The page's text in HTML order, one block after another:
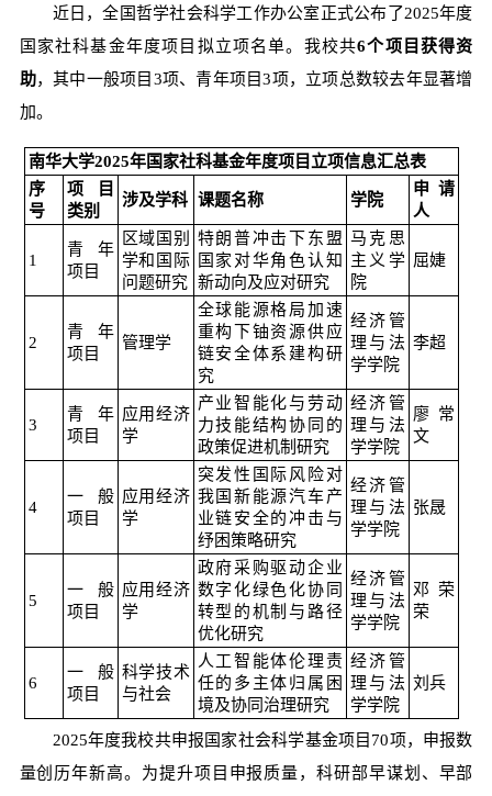
近日，全国哲学社会科学工作办公室正式公布了2025年度
国家社科基金年度项目拟立项名单。我校共6个项目获得资
助，其中一般项目3项、青年项目3项，立项总数较去年显著增
加。
南华大学2025年国家社科基金年度项目立项信息汇总表
序
号
项目
类别
涉及学科 课题名称 学院
申请
人
1
青年
项目
区域国别
学和国际
问题研究
特朗普冲击下东盟
国家对华角色认知
新动向及应对研究
马克思
主义学
院
屈婕
2
青年
项目
管理学
全球能源格局加速
重构下铀资源供应
链安全体系建构研
究
经济管
理与法
学学院
李超
3
青年
项目
应用经济
学
产业智能化与劳动
力技能结构协同的
政策促进机制研究
经济管
理与法
学学院
廖常
文
4
一般
项目
应用经济
学
突发性国际风险对
我国新能源汽车产
业链安全的冲击与
纾困策略研究
经济管
理与法
学学院
张晟
5
一般
项目
应用经济
学
政府采购驱动企业
数字化绿色化协同
转型的机制与路径
优化研究
经济管
理与法
学学院
邓荣
荣
6
一般
项目
科学技术
与社会
人工智能体伦理责
任的多主体归属困
境及协同治理研究
经济管
理与法
学学院
刘兵
2025年度我校共申报国家社会科学基金项目70项，申报数
量创历年新高。为提升项目申报质量，科研部早谋划、早部